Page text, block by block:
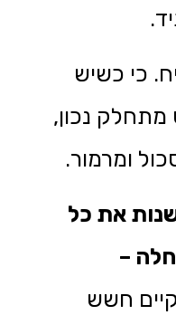
כי כשיש
נכון,
ומרמור.
את כל
–
חשש